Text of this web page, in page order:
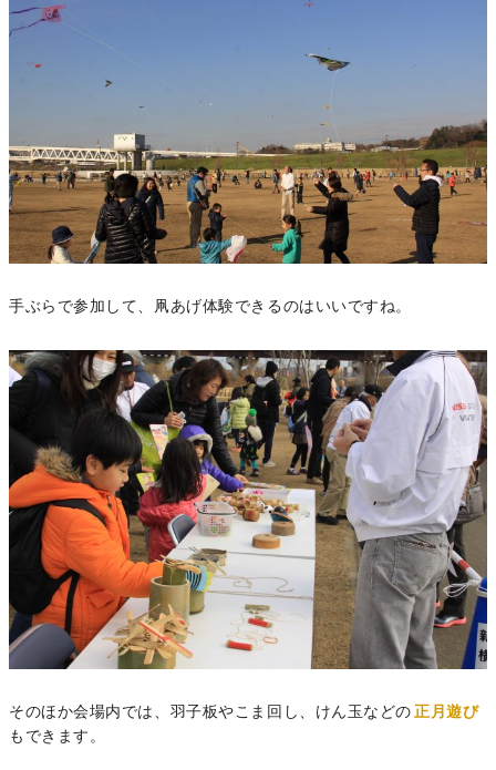
手ぶらで参加して、凧あげ体験できるのはいいですね。
そのほか会場内では、羽子板やこま回し、けん玉などの 正月遊び
もできます。